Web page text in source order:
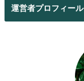
運営者プロフィール